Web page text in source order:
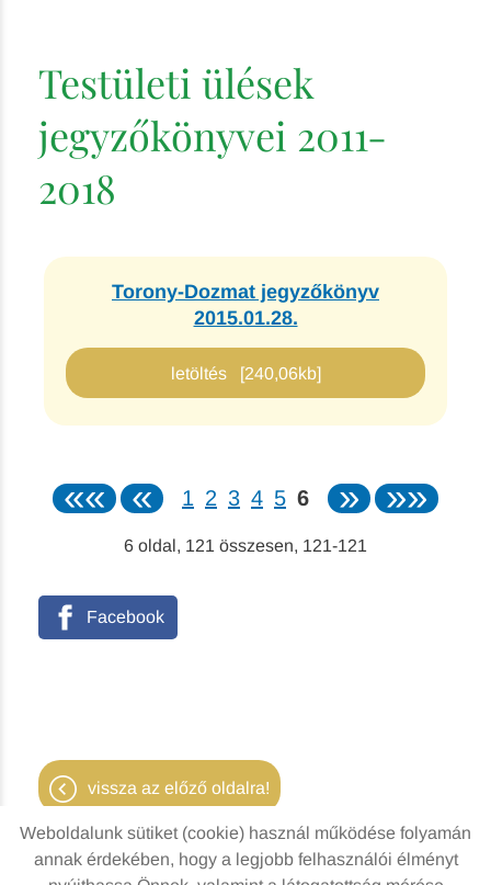
Testületi ülések
jegyzőkönyvei 2011-
2018
Torony-Dozmat jegyzőkönyv
2015.01.28.
letöltés [240,06kb]
«« « 1 2 3 4 5 6 » »»
6 oldal, 121 összesen, 121-121
Facebook
vissza az előző oldalra!
Weboldalunk sütiket (cookie) használ működése folyamán
annak érdekében, hogy a legjobb felhasználói élményt